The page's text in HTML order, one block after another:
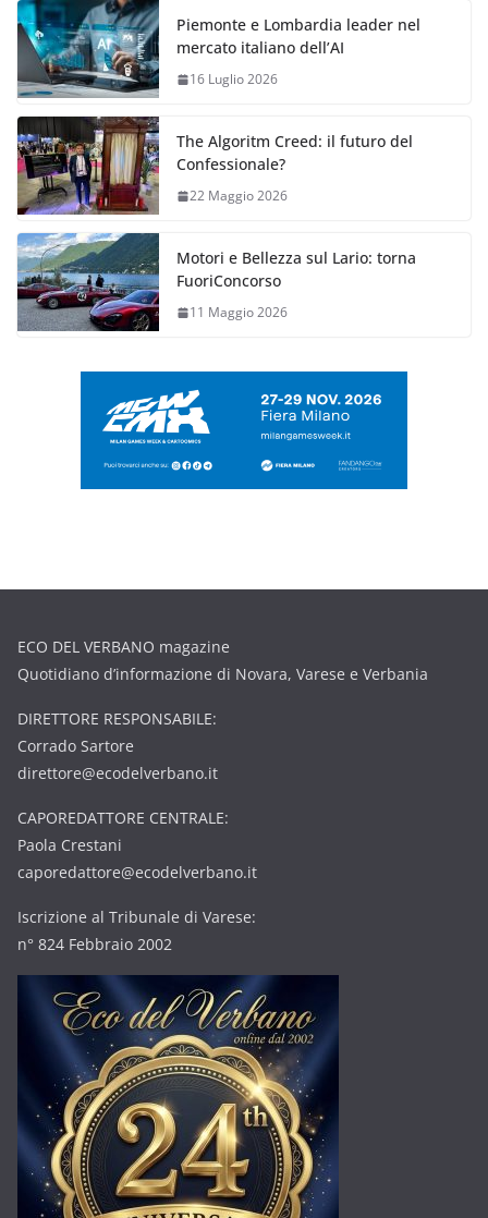
Piemonte e Lombardia leader nel
mercato italiano dell’AI
16 Luglio 2026
The Algoritm Creed: il futuro del
Confessionale?
22 Maggio 2026
Motori e Bellezza sul Lario: torna
FuoriConcorso
11 Maggio 2026
ECO DEL VERBANO magazine
Quotidiano d’informazione di Novara, Varese e Verbania
DIRETTORE RESPONSABILE:
Corrado Sartore
direttore@ecodelverbano.it
CAPOREDATTORE CENTRALE:
Paola Crestani
caporedattore@ecodelverbano.it
Iscrizione al Tribunale di Varese:
n° 824 Febbraio 2002